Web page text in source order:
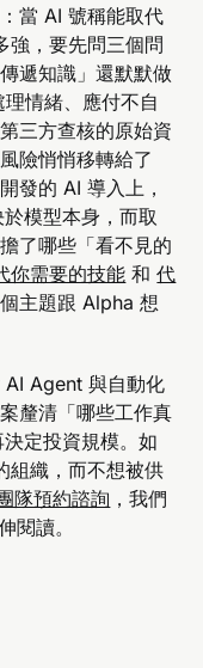
當 AI 號稱能取代
強，要先問三個問
遞知識」還默默做
情緒、應付不自
三方查核的原始資
險悄悄移轉給了
發的 AI 導入上，
模型本身，而取
了哪些「看不見的
你需要的技能 和代
個主題跟 Alpha 想
AI Agent 與自動化
釐清「哪些工作真
定投資規模。如
組織，而不想被供
隊預約諮詢 ，我們
閱讀。